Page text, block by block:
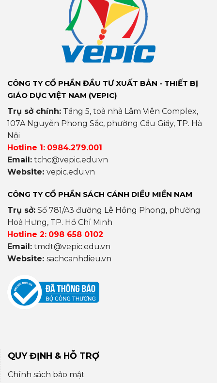
CÔNG TY CỔ PHẦN ĐẦU TƯ XUẤT BẢN - THIẾT BỊ
GIÁO DỤC VIỆT NAM (VEPIC)
Trụ sở chính: Tầng 5, toà nhà Lâm Viên Complex,
107A Nguyễn Phong Sắc, phường Cầu Giấy, TP. Hà
Nội
Hotline 1: 0984.279.001
Email: tchc@vepic.edu.vn
Website: vepic.edu.vn
CÔNG TY CỔ PHẦN SÁCH CÁNH DIỀU MIỀN NAM
Trụ sở: Số 781/A3 đường Lê Hồng Phong, phường
Hoà Hưng, TP. Hồ Chí Minh
Hotline 2: 098 658 0102
Email: tmdt@vepic.edu.vn
Website: sachcanhdieu.vn
QUY ĐỊNH & HỖ TRỢ
Chính sách bảo mật